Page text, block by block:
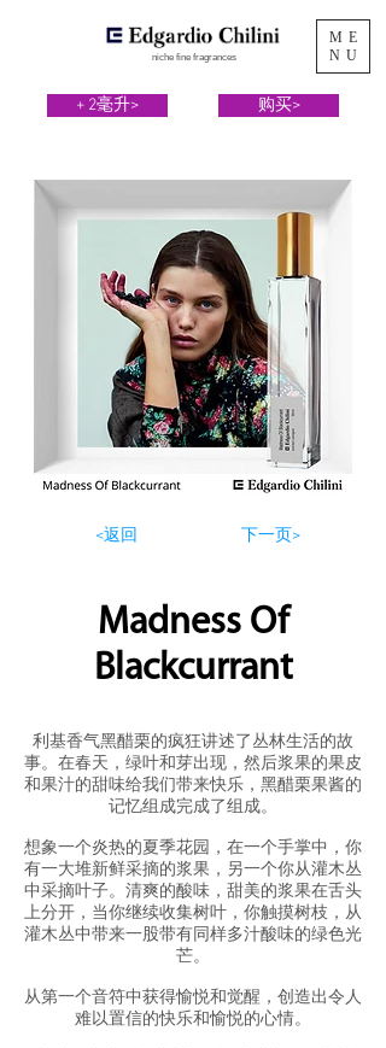
ME
NU
niche fine fragrances
+ 2毫升> 购买>
<返回 下一页>
Madness Of
Blackcurrant
利基香气黑醋栗的疯狂讲述了丛林生活的故
事。在春天，绿叶和芽出现，然后浆果的果皮
和果汁的甜味给我们带来快乐，黑醋栗果酱的
记忆组成完成了组成。
想象一个炎热的夏季花园，在一个手掌中，你
有一大堆新鲜采摘的浆果，另一个你从灌木丛
中采摘叶子。清爽的酸味，甜美的浆果在舌头
上分开，当你继续收集树叶，你触摸树枝，从
灌木丛中带来一股带有同样多汁酸味的绿色光
芒。
从第一个音符中获得愉悦和觉醒，创造出令人
难以置信的快乐和愉悦的心情。